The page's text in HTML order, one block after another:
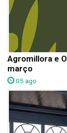
Agromillora e
março
05 ago